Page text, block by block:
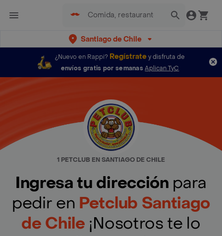
Santiago de Chile
¿Nuevo en Rappi? Regístratey disfruta de
envíos gratis por semanas Aplican TyC
1 PETCLUB EN SANTIAGO DE CHILE
Ingresa tu dirección para
pedir en Petclub Santiago
de Chile ¡Nosotros te lo